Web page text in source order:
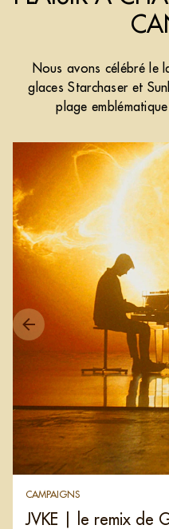
Nous avons célébré le
glaces Starchaser et
plage
CAMPAIGNS
JVKE | le remix de